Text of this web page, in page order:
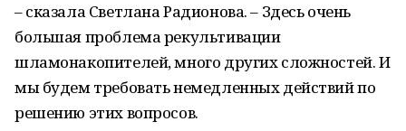
– сказала Светлана Радионова. – Здесь очень
большая проблема рекультивации
шламонакопителей, много других сложностей. И
мы будем требовать немедленных действий по
решению этих вопросов.